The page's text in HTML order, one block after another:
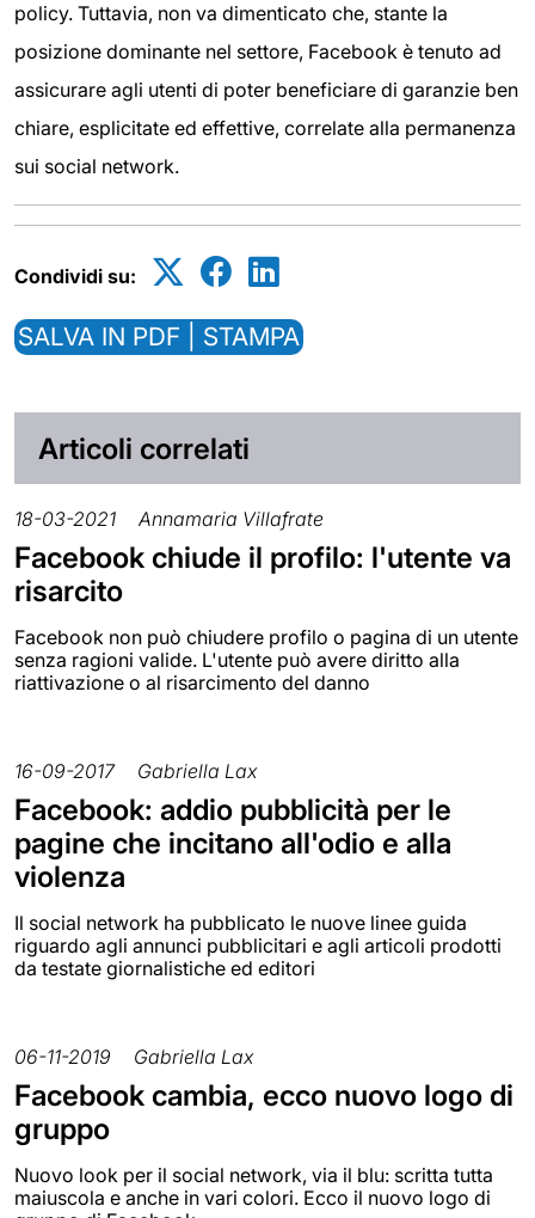
policy. Tuttavia, non va dimenticato che, stante la
posizione dominante nel settore, Facebook è tenuto ad
assicurare agli utenti di poter beneficiare di garanzie ben
chiare, esplicitate ed effettive, correlate alla permanenza
sui social network.
Condividi su:
SALVA IN PDF | STAMPA
Articoli correlati
18-03-2021 Annamaria Villafrate
Facebook chiude il profilo: l'utente va
risarcito
Facebook non può chiudere profilo o pagina di un utente
senza ragioni valide. L'utente può avere diritto alla
riattivazione o al risarcimento del danno
16-09-2017 Gabriella Lax
Facebook: addio pubblicità per le
pagine che incitano all'odio e alla
violenza
Il social network ha pubblicato le nuove linee guida
riguardo agli annunci pubblicitari e agli articoli prodotti
da testate giornalistiche ed editori
06-11-2019 Gabriella Lax
Facebook cambia, ecco nuovo logo di
gruppo
Nuovo look per il social network, via il blu: scritta tutta
maiuscola e anche in vari colori. Ecco il nuovo logo di